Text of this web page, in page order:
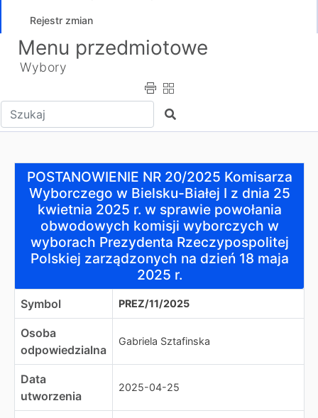
Rejestr zmian
Menu przedmiotowe
Wybory
Wpisz tekst do wyszukania Szukaj
POSTANOWIENIE NR 20/2025 Komisarza
POSTANOWIENIE NR 20/2025 Komisarza
Wyborczego w Bielsku-Białej I z dnia 25
kwietnia 2025 r. w sprawie powołania
obwodowych komisji wyborczych w
wyborach Prezydenta Rzeczypospolitej
Polskiej zarządzonych na dzień 18 maja
2025 r.
Symbol PREZ/11/2025
Osoba
odpowiedzialna
Gabriela Sztafinska
Data
utworzenia
2025-04-25